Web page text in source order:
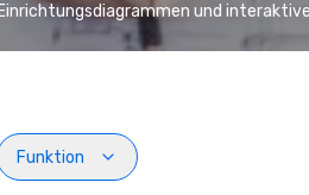
und
Funktion